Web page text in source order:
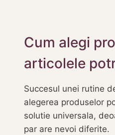
Cum alegi
articolele
Succesul unei rutine
alegerea produselor
solutie universala,
par are nevoi diferite.